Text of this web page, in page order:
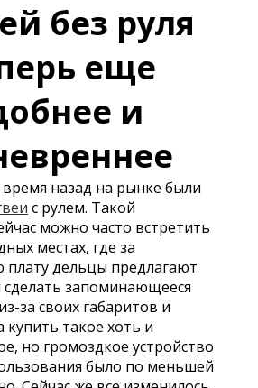
без руля
еще
и
назад на рынке были
с рулем. Такой
можно часто встретить
местах, где за
плату дельцы предлагают
сделать запоминающееся
за своих габаритов и
купить такое хоть и
но громоздкое устройство
было по меньшей